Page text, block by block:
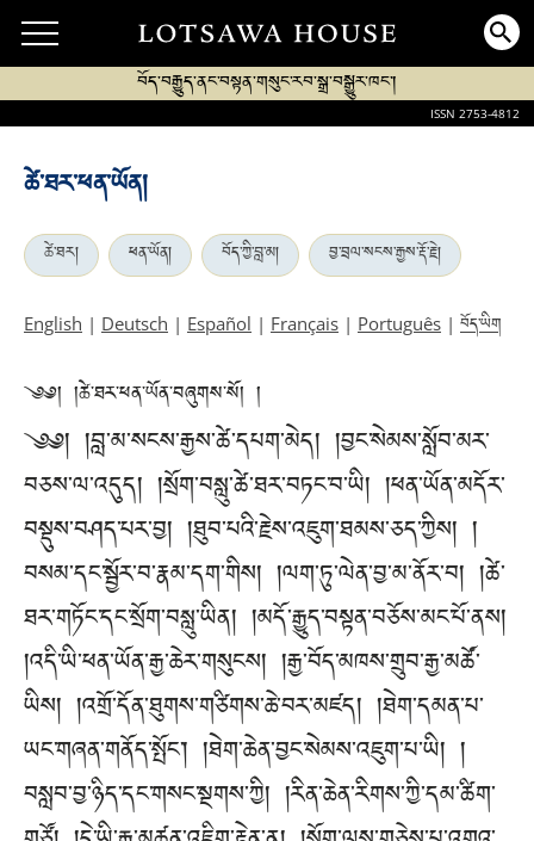
བོད་བརྒྱུད་ནང་བསྟན་གསུང་རབ་སྒྲ་བསྒྱུར་ཁང་།
ISSN 2753-4812
ཚེ་ཐར་ཕན་ཡོན།
ཚེ་ཐར། ཕན་ཡོན། བོད་ཀྱི་བླ་མ། བྱ་བྲལ་སངས་རྒྱས་རྡོ་རྗེ།
English | Deutsch | Español | Français | Português | བོད་ཡིག
༄༅། །ཚེ་ཐར་ཕན་ཡོན་བཞུགས་སོ། །
༄༅། །བླ་མ་སངས་རྒྱས་ཚེ་དཔག་མེད། །བྱང་སེམས་སློབ་མར་
བཅས་ལ་འདུད། །སྲོག་བསླུ་ཚེ་ཐར་བཏང་བ་ཡི། །ཕན་ཡོན་མདོར་
བསྡུས་བཤད་པར་བྱ། །ཐུབ་པའི་རྗེས་འཇུག་ཐམས་ཅད་ཀྱིས། །
བསམ་དང་སྦྱོར་བ་རྣམ་དག་གིས། །ལག་ཏུ་ལེན་བྱ་མ་ནོར་བ། །ཚེ་
ཐར་གཏོང་དང་སྲོག་བསླུ་ཡིན། །མདོ་རྒྱུད་བསྟན་བཅོས་མང་པོ་ནས།
།འདི་ཡི་ཕན་ཡོན་རྒྱ་ཆེར་གསུངས། །རྒྱ་བོད་མཁས་གྲུབ་རྒྱ་མཚོ་
ཡིས། །འགྲོ་དོན་ཐུགས་གཙིགས་ཆེ་བར་མཛད། །ཐེག་དམན་པ་
ཡང་གཞན་གནོད་སྤོང༌། །ཐེག་ཆེན་བྱང་སེམས་འཇུག་པ་ཡི། །
བསླབ་བྱ་ཉིད་དང་གསང་སྔགས་ཀྱི། །རིན་ཆེན་རིགས་ཀྱི་དམ་ཚིག་